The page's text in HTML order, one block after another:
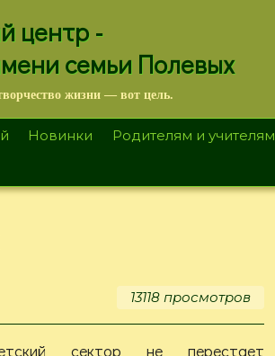
центр -
семьи Полевых
жизни — вот цель.
Новинки Родителям и учителям
13118 просмотров
сектор не перестает